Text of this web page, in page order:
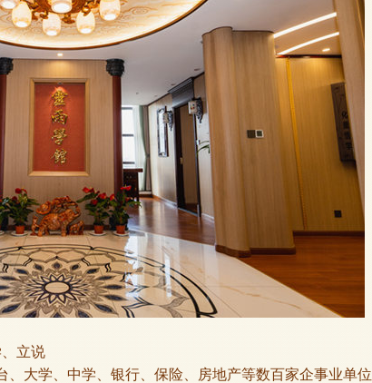
立说
大学、中学、银行、保险、房地产等数百家企事业单位